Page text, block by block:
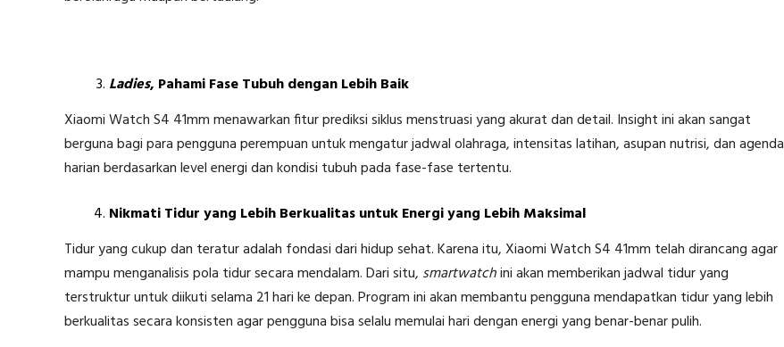
Ladies, Pahami Fase Tubuh dengan Lebih Baik
Xiaomi Watch S4 41mm menawarkan fitur prediksi siklus menstruasi yang akurat dan detail. Insight ini akan sangat
berguna bagi para pengguna perempuan untuk mengatur jadwal olahraga, intensitas latihan, asupan nutrisi, dan agenda
harian berdasarkan level energi dan kondisi tubuh pada fase-fase tertentu.
Nikmati Tidur yang Lebih Berkualitas untuk Energi yang Lebih Maksimal
Tidur yang cukup dan teratur adalah fondasi dari hidup sehat. Karena itu, Xiaomi Watch S4 41mm telah dirancang agar
mampu menganalisis pola tidur secara mendalam. Dari situ, smartwatchini akan memberikan jadwal tidur yang
terstruktur untuk diikuti selama 21 hari ke depan. Program ini akan membantu pengguna mendapatkan tidur yang lebih
berkualitas secara konsisten agar pengguna bisa selalu memulai hari dengan energi yang benar-benar pulih.